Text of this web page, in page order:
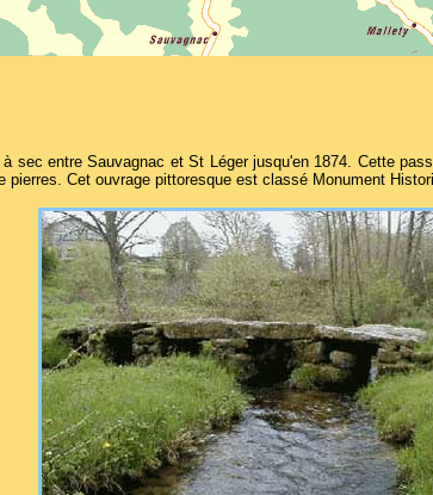
sec entre Sauvagnac et St Léger jusqu'en 1874. Cette
Cet ouvrage pittoresque est classé Monument